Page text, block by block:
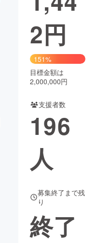
CAMPFIRE Creation
ya コミュニティ
2円
151%
目標金額は
2,000,000円
支援者数
196
人
募集終了まで残
り
終了